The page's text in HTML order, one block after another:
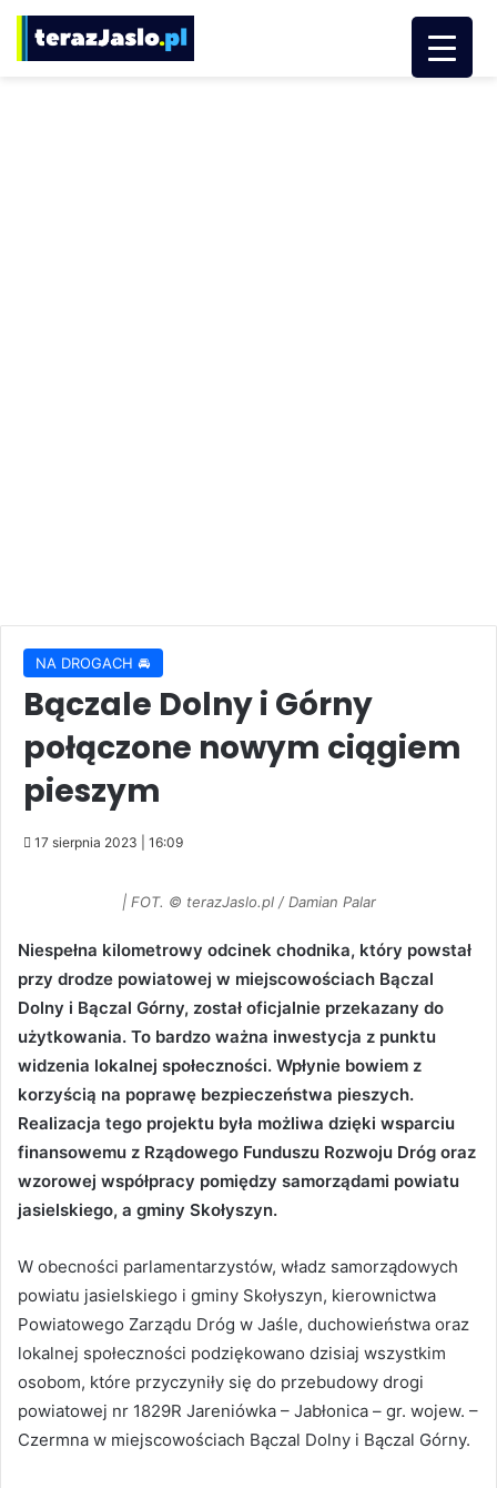
NA DROGACH 🚘
Bączale Dolny i Górny
połączone nowym ciągiem
pieszym
17 sierpnia 2023 | 16:09
| FOT. © terazJaslo.pl / Damian Palar
Niespełna kilometrowy odcinek chodnika, który powstał
przy drodze powiatowej w miejscowościach Bączal
Dolny i Bączal Górny, został oficjalnie przekazany do
użytkowania. To bardzo ważna inwestycja z punktu
widzenia lokalnej społeczności. Wpłynie bowiem z
korzyścią na poprawę bezpieczeństwa pieszych.
Realizacja tego projektu była możliwa dzięki wsparciu
finansowemu z Rządowego Funduszu Rozwoju Dróg oraz
wzorowej współpracy pomiędzy samorządami powiatu
jasielskiego, a gminy Skołyszyn.
W obecności parlamentarzystów, władz samorządowych
powiatu jasielskiego i gminy Skołyszyn, kierownictwa
Powiatowego Zarządu Dróg w Jaśle, duchowieństwa oraz
lokalnej społeczności podziękowano dzisiaj wszystkim
osobom, które przyczyniły się do przebudowy drogi
powiatowej nr 1829R Jareniówka – Jabłonica – gr. wojew. –
Czermna w miejscowościach Bączal Dolny i Bączal Górny.